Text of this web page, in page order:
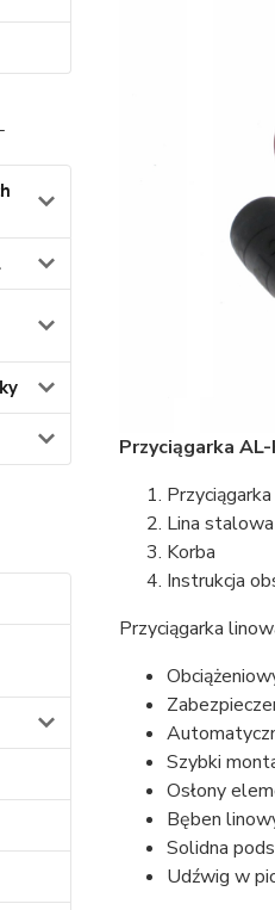
Przyciągarka
Przyciągarka
Lina
Korba
Instrukcja
Przyciągarka
Szybki
Osłony
Bęben
Solidna
Udźwig w